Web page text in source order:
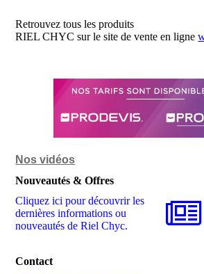
Retrouvez tous les produits
RIEL CHYC sur le site de vente en ligne
Nos vidéos
Nouveautés & Offres
Cliquez ici pour découvrir les
dernières informations ou
nouveautés de Riel Chyc.
Contact